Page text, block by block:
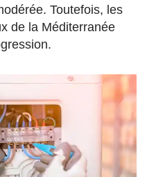
Toutefois, les
de la Méditerranée